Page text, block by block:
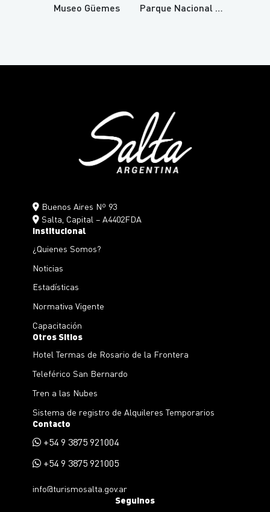
Museo Güemes Parque Nacional Baritú
Buenos Aires Nº 93
Salta, Capital – A4402FDA
Institucional
¿Quienes Somos?
Noticias
Estadísticas
Normativa Vigente
Capacitación
Otros Sitios
Hotel Termas de Rosario de la Frontera
Teleférico San Bernardo
Tren a las Nubes
Sistema de registro de Alquileres Temporarios
Contacto
+54 9 3875 921004
+54 9 3875 921005
info@turismosalta.gov.ar
Seguinos